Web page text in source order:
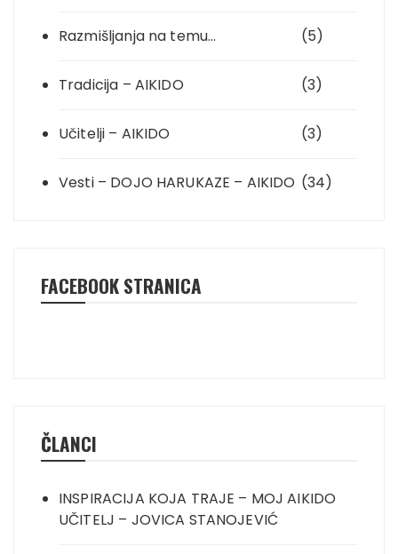
Razmišljanja na temu… (5)
Tradicija – AIKIDO (3)
Učitelji – AIKIDO (3)
Vesti – DOJO HARUKAZE – AIKIDO (34)
FACEBOOK STRANICA
ČLANCI
INSPIRACIJA KOJA TRAJE – MOJ AIKIDO
UČITELJ – JOVICA STANOJEVIĆ